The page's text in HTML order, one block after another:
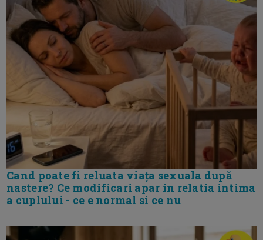
Cand poate fi reluata viața sexuala după
nastere? Ce modificari apar in relatia intima
a cuplului - ce e normal si ce nu